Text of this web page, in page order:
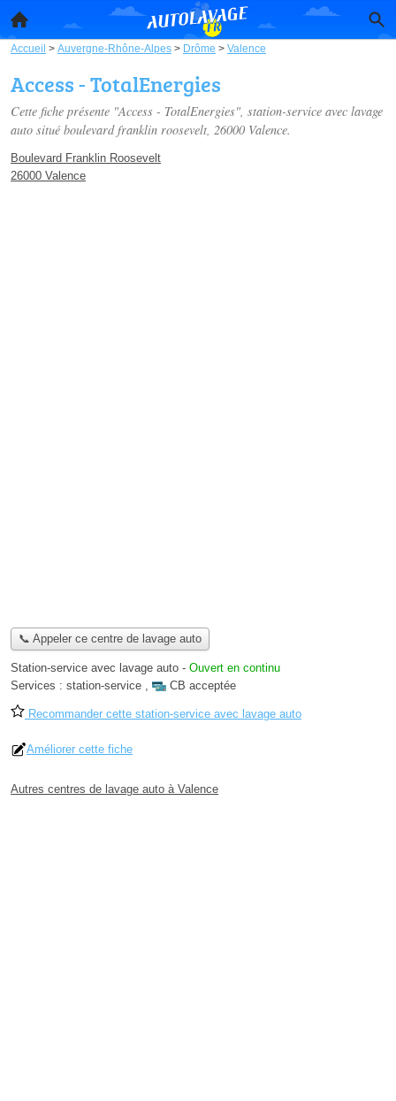
Accueil > Auvergne-Rhône-Alpes > Drôme > Valence
Access - TotalEnergies
Cette fiche présente "Access - TotalEnergies", station-service avec lavage
auto situé boulevard franklin roosevelt, 26000 Valence.
Boulevard Franklin Roosevelt
26000 Valence
📞 Appeler ce centre de lavage auto
Station-service avec lavage auto - Ouvert en continu
Services : station-service , CB acceptée
Recommander cette station-service avec lavage auto
Améliorer cette fiche
Autres centres de lavage auto à Valence